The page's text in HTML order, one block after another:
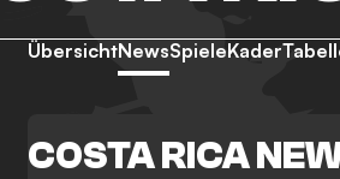
ÜbersichtNewsSpieleKader
COSTA RICA